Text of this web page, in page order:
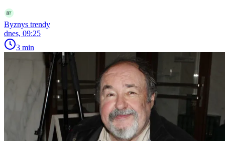
Byznys trendy
dnes, 09:25
3 min